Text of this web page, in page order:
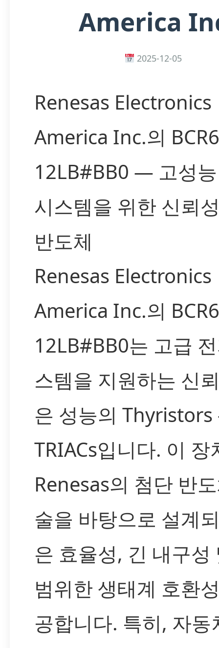
America
2025-12-05
Renesas Electronics
America Inc.의
12LB#BB0 — 고성
시스템을 위한 신뢰
반도체
Renesas Electronics
America Inc.의
12LB#BB0는 고급
스템을 지원하는 신
은 성능의 Thyristors
TRIACs입니다. 이 장
Renesas의 첨단 반
술을 바탕으로 설계
은 효율성, 긴 내구성
범위한 생태계 호환
공합니다. 특히, 자동